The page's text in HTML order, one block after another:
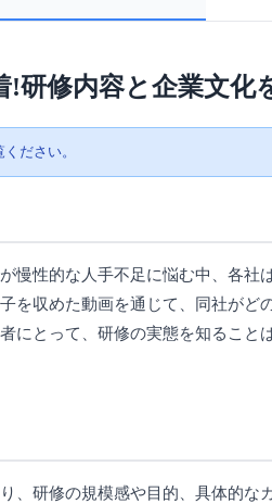
!研修内容と企業文化
ださい。
慢性的な人手不足に悩む中、各社
を収めた動画を通じて、同社がど
にとって、研修の実態を知ること
研修の規模感や目的、具体的な